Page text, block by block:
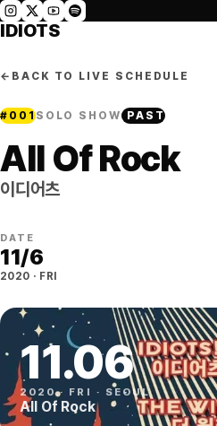
IDIOTS
← BACK TO LIVE SCHEDULE
# 001SOLO SHOW PAST
All Of Rock
이디어츠
DATE
11/6
2020 · FRI
11.06
2020· FRI · SEOUL
All Of Rock